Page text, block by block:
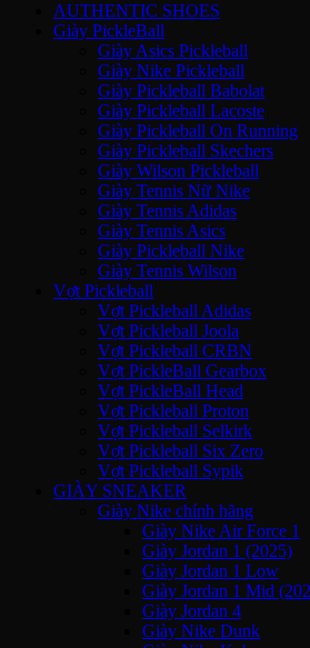
AUTHENTIC SHOES
Giày PickleBall
Giày Asics Pickleball
Giày Nike Pickleball
Giày Pickleball Babolat
Giày Pickleball Lacoste
Giày Pickleball On Running
Giày Pickleball Skechers
Giày Wilson Pickleball
Giày Tennis Nữ Nike
Giày Tennis Adidas
Giày Tennis Asics
Giày Pickleball Nike
Giày Tennis Wilson
Vợt Pickleball
Vợt Pickleball Adidas
Vợt Pickleball Joola
Vợt Pickleball CRBN
Vợt PickleBall Gearbox
Vợt PickleBall Head
Vợt Pickleball Proton
Vợt Pickleball Selkirk
Vợt Pickleball Six Zero
Vợt Pickleball Sypik
GIÀY SNEAKER
Giày Nike chính hãng
Giày Nike Air Force 1
Giày Jordan 1 (2025)
Giày Jordan 1 Low
Giày Jordan 1 Mid
Giày Jordan 4
Giày Nike Dunk